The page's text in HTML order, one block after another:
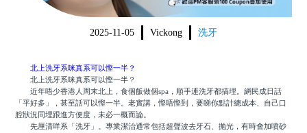
根管收費
美學收費
箍牙收費
門診時間
2025-11-05 Vickong 洗牙
北上洗牙系咪真系可以慳一半？
北上洗牙系咪真系可以慳一半？
近年唔少香港人周末北上，食個飯做個spa，順手連洗牙都搞埋。網民成日話
「平好多」，甚至話可以慳一半。老實講，慳唔慳到，要睇你點計總成本、自己口
腔狀況同埋跟進方便度，未必一概而論。
先厘清咩系「洗牙」。專業潔治通常包括超聲波去牙石、抛光，有時會加噴砂